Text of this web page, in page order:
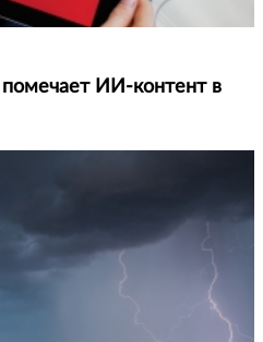
помечает ИИ-контент в